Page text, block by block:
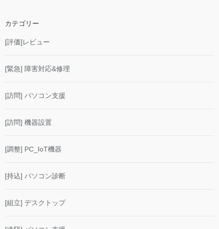
カテゴリー
[評価]レビュー
[緊急] 障害対応&修理
[訪問] パソコン支援
[訪問] 機器設置
[調整] PC_IoT機器
[持込] パソコン診断
[組立] デスクトップ